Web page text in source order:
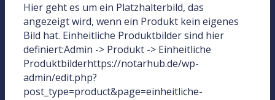
Hier geht es um ein Platzhalterbild, das
angezeigt wird, wenn ein Produkt kein eigenes
Bild hat. Einheitliche Produktbilder sind hier
definiert:Admin -> Produkt -> Einheitliche
Produktbilderhttps://notarhub.de/wp-
admin/edit.php?
post_type=product&page=einheitliche-